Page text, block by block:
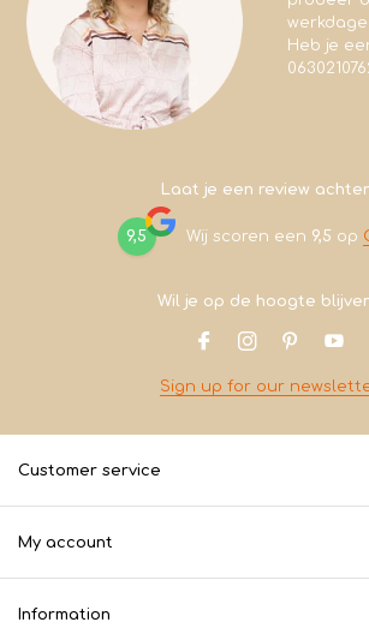
Heb je
Laat je een review
9,5 Wij scoren een 9,5 op
Wil je op de hoogte
Sign up for our
Customer service
My account
Information